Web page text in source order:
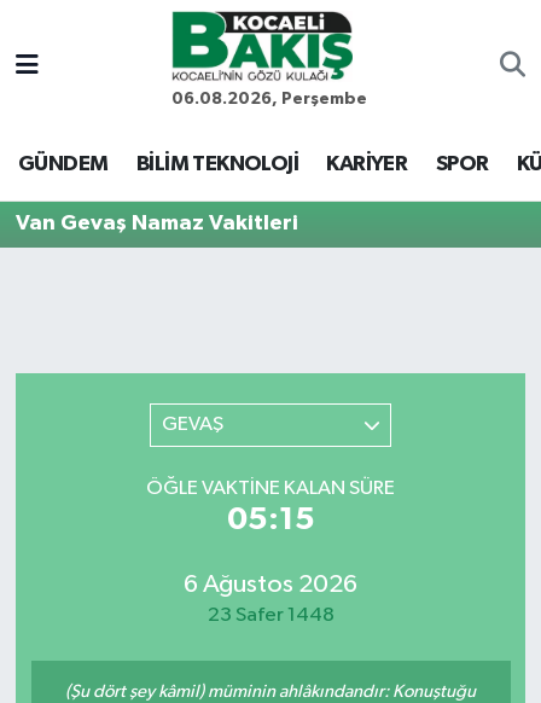
06.08.2026, Perşembe
GÜNDEM BİLİM TEKNOLOJİ KARİYER SPOR
Van Gevaş Namaz Vakitleri
GEVAŞ
ÖĞLE VAKTINE KALAN SÜRE
05:15
6 Ağustos 2026
23 Safer 1448
(Şu dört şey kâmil) müminin ahlâkındandır: Konuştuğu
Kocaeli Nöbetçi Eczaneler
Kocaeli Hava Durumu
Kocaeli Trafik Yoğunluk Haritası
Son Dakika Haberleri